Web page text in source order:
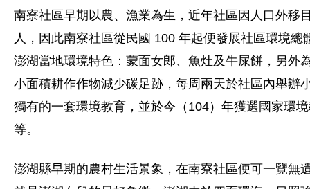
南寮社區早期以農、漁業為生，近年社區因人口外移
人，因此南寮社區從民國 100 年起便發展社區環境總
澎湖當地環境特色：蒙面女郎、魚灶及牛屎餅，另外
小面積耕作作物減少碳足跡，每周兩天於社區內舉辦
獨有的一套環境教育，並於今（104）年獲選國家環
等。
澎湖縣早期的農村生活景象，在南寮社區便可一覽無